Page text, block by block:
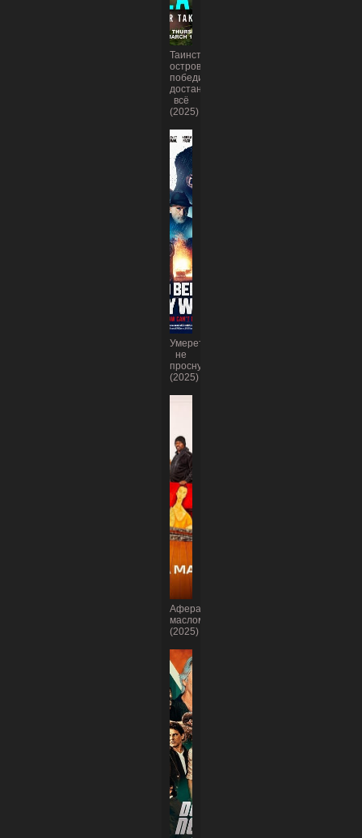
Таинственный
остров:
победителю
достанется
всё
(2025)
Умереть,
не
проснувшись
(2025)
Афера
маслом
(2025)